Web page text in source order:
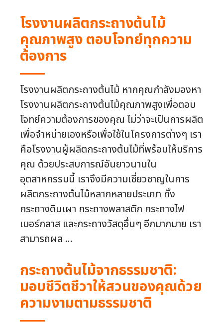
โรงงานผลิตกระถางต้นไม้
คุณภาพสูง ตอบโจทย์ทุกความ
ต้องการ
โรงงานผลิตกระถางต้นไม้ หากคุณกำลังมองหา
โรงงานผลิตกระถางต้นไม้คุณภาพสูงเพื่อตอบ
โจทย์ความต้องการของคุณ ไม่ว่าจะเป็นการผลิต
เพื่อจำหน่ายเองหรือเพื่อใช้ในโครงการต่างๆ เรา
คือโรงงานผู้ผลิตกระถางต้นไม้ที่พร้อมให้บริการ
คุณ ด้วยประสบการณ์อันยาวนานใน
อุตสาหกรรมนี้ เราจึงมีความเชี่ยวชาญในการ
ผลิตกระถางต้นไม้หลากหลายประเภท ทั้ง
กระถางดินเผา กระถางพลาสติก กระถางไฟ
เบอร์กลาส และกระถางวัสดุอื่นๆ อีกมากมาย เรา
สามารถผล ...
กระถางต้นไม้จากธรรมชาติ:
มอบชีวิตชีวาให้สวนของคุณด้วย
ความงามตามธรรมชาติ